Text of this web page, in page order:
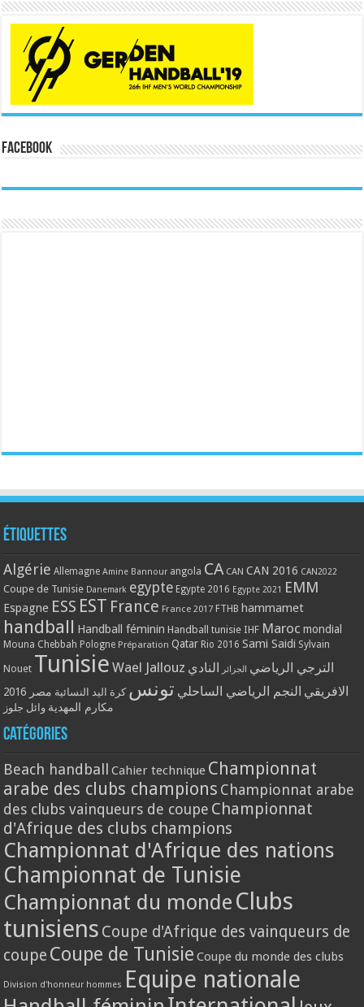
Facebook
Étiquettes
Algérie Allemagne Amine Bannour angola CA CAN CAN 2016 CAN2022
Coupe de Tunisie Danemark egypte Egypte 2016 Egypte 2021 EMM
Espagne ESS EST France France 2017 FTHB hammamet
handball Handball féminin Handball tunisie IHF Maroc mondial
Mouna Chebbah Pologne Préparation Qatar Rio 2016 Sami Saidi Sylvain
Nouet Tunisie Wael Jallouz الترجي الرياضي الجزائر النادي
الافريقي النجم الرياضي الساحلي تونس كرة اليد النسائية مصر 2016
مكارم المهدية وائل جلوز
Catégories
Beach handball Cahier technique Championnat
arabe des clubs champions Championnat arabe
des clubs vainqueurs de coupe Championnat
d'Afrique des clubs champions
Championnat d'Afrique des nations
Championnat de Tunisie
Championnat du monde Clubs
tunisiens Coupe d'Afrique des vainqueurs de
coupe Coupe de Tunisie Coupe du monde des clubs
Division d'honneur hommes Equipe nationale